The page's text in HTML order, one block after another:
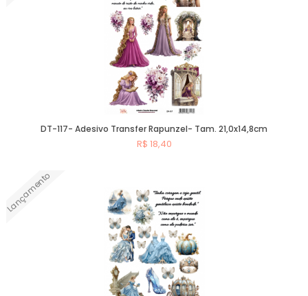
DT-117- Adesivo Transfer Rapunzel- Tam. 21,0x14,8cm
R$ 18,40
Lançamento